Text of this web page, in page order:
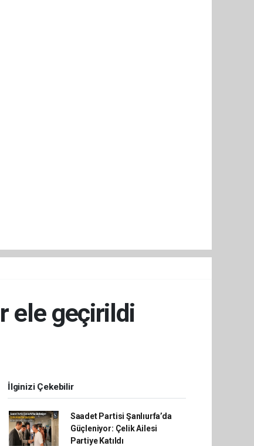
ele geçirildi
İlginizi Çekebilir
Saadet Partisi Şanlıurfa’da
Güçleniyor: Çelik Ailesi
Partiye Katıldı